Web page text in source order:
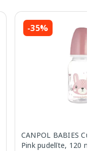
-35%
CANPOL BABIES
Pink pudelīte, 120